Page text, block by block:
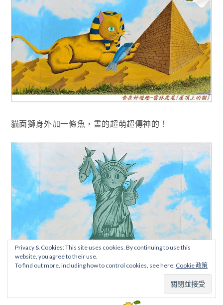
貓面獅身外加一條魚 ，畫的超萌超傳神的！
Privacy & Cookies: This site uses cookies. By continuing to use this
website, you agree to their use.
To find out more, including how to control cookies, see here: Cookie 政策